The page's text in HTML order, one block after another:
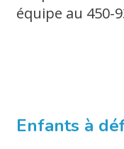
équipe au 450-
Enfants à